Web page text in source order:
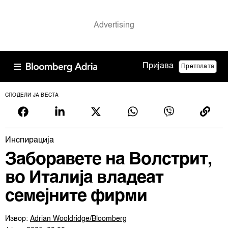
Пријава Претплата
СПОДЕЛИ ЈА ВЕСТА
Инспирација
Заборавете на Волстрит,
во Италија владеат
семејните фирми
Извор: Adrian Wooldridge/Bloomberg